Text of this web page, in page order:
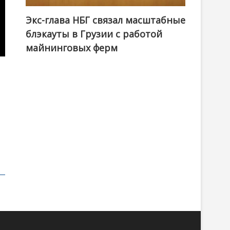
Экс-глава НБГ связал масштабные
блэкауты в Грузии с работой
майнинговых ферм